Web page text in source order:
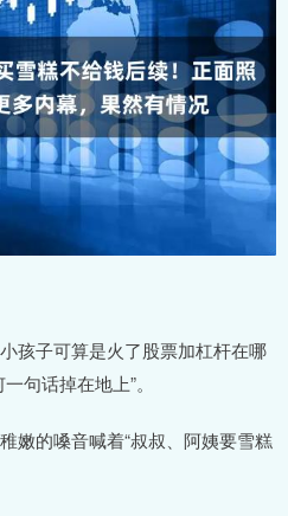
孩子可算是火了股票加杠杆在哪
句话掉在地上”。
嫩的嗓音喊着“叔叔、阿姨要雪糕